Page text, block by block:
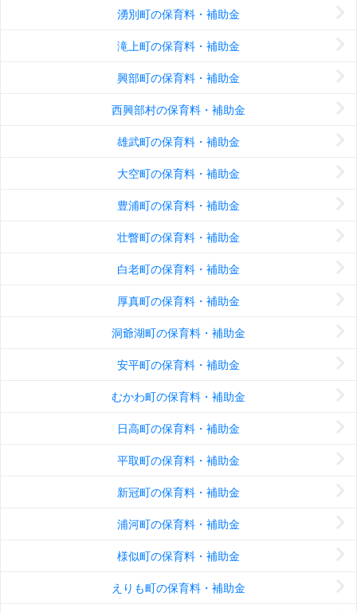
湧別町の保育料・補助金
滝上町の保育料・補助金
興部町の保育料・補助金
西興部村の保育料・補助金
雄武町の保育料・補助金
大空町の保育料・補助金
豊浦町の保育料・補助金
壮瞥町の保育料・補助金
白老町の保育料・補助金
厚真町の保育料・補助金
洞爺湖町の保育料・補助金
安平町の保育料・補助金
むかわ町の保育料・補助金
日高町の保育料・補助金
平取町の保育料・補助金
新冠町の保育料・補助金
浦河町の保育料・補助金
様似町の保育料・補助金
えりも町の保育料・補助金